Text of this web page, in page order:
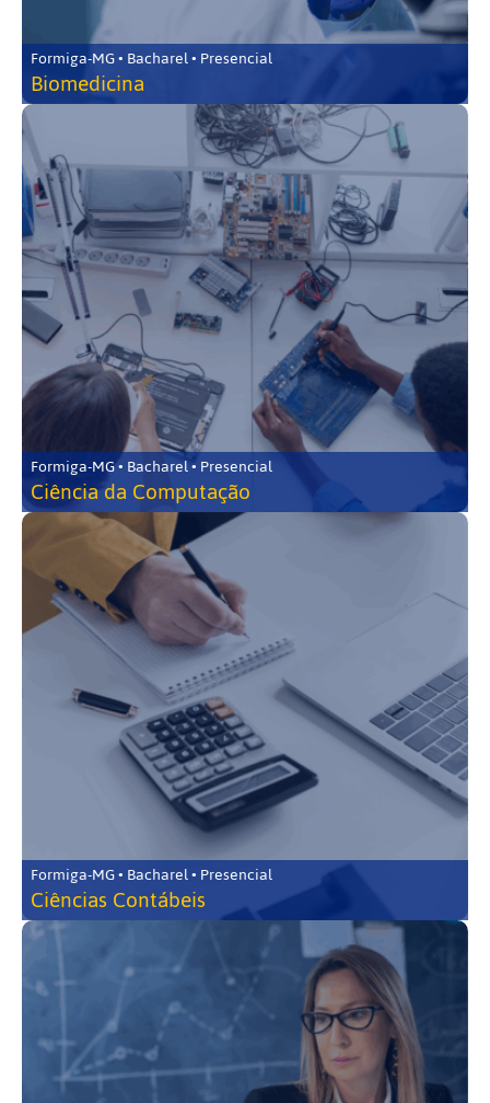
Formiga-MG • Bacharel • Presencial
Biomedicina
Formiga-MG • Bacharel • Presencial
Ciência da Computação
Formiga-MG • Bacharel • Presencial
Ciências Contábeis